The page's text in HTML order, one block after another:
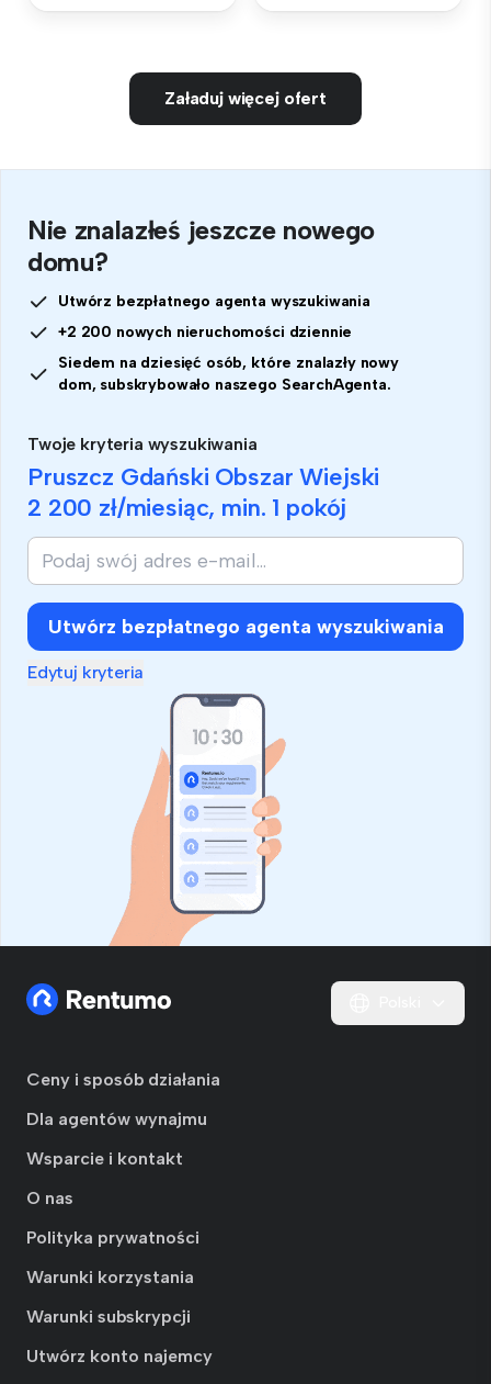
Załaduj więcej ofert
Nie znalazłeś jeszcze nowego
domu?
Utwórz bezpłatnego agenta wyszukiwania
+2 200 nowych nieruchomości dziennie
Siedem na dziesięć osób, które znalazły nowy
dom, subskrybowało naszego SearchAgenta.
Twoje kryteria wyszukiwania
Pruszcz Gdański Obszar Wiejski
2 200 zł/miesiąc, min. 1 pokój
Utwórz bezpłatnego agenta wyszukiwania
Edytuj kryteria
Ceny i sposób działania
Dla agentów wynajmu
Wsparcie i kontakt
O nas
Polityka prywatności
Warunki korzystania
Warunki subskrypcji
Utwórz konto najemcy